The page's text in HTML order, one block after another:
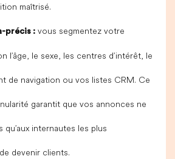
maîtrisé.
précis : vous segmentez votre
l’âge, le sexe, les centres d’intérêt, le
de navigation ou vos listes CRM. Ce
garantit que vos annonces ne
qu’aux internautes les plus
devenir clients.